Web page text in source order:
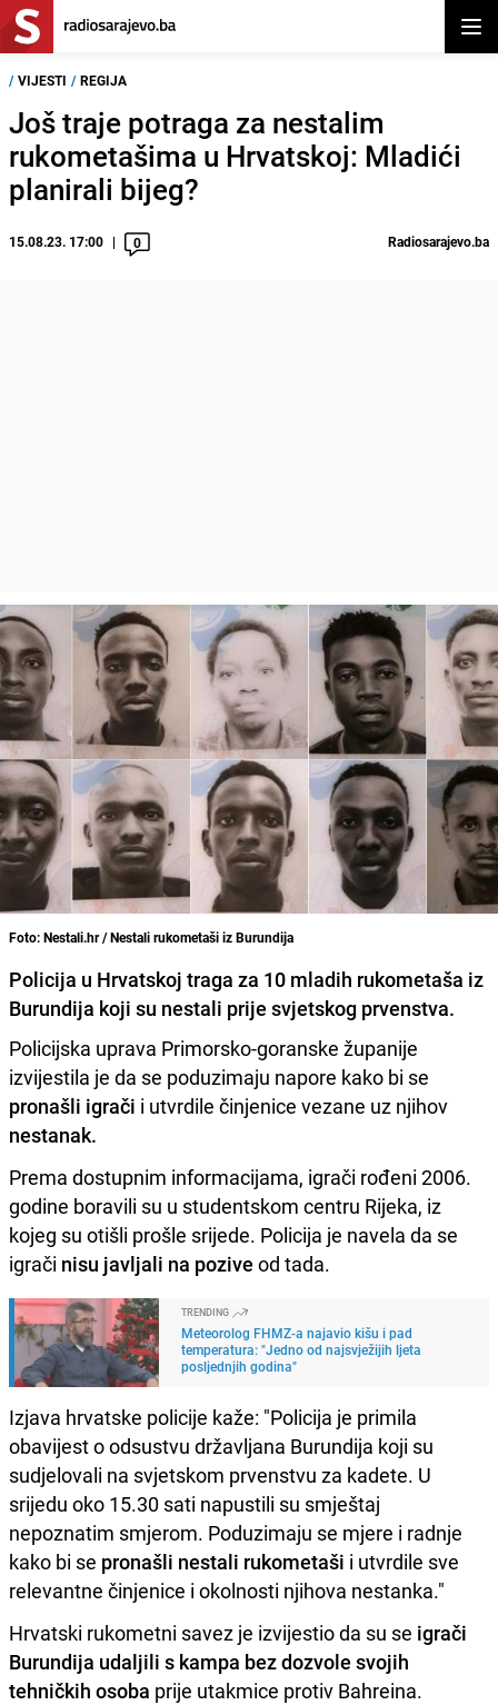
/ VIJESTI / REGIJA
Još traje potraga za nestalim
rukometašima u Hrvatskoj: Mladići
planirali bijeg?
15.08.23. 17:00 0 Radiosarajevo.ba
Foto: Nestali.hr / Nestali rukometaši iz Burundija
Policija u Hrvatskoj traga za 10 mladih rukometaša iz
Burundija koji su nestali prije svjetskog prvenstva.
Policijska uprava Primorsko-goranske županije
izvijestila je da se poduzimaju napore kako bi se
pronašli igrači i utvrdile činjenice vezane uz njihov
nestanak.
Prema dostupnim informacijama, igrači rođeni 2006.
godine boravili su u studentskom centru Rijeka, iz
kojeg su otišli prošle srijede. Policija je navela da se
igrači nisu javljali na pozive od tada.
TRENDING
Meteorolog FHMZ-a najavio kišu i pad
temperatura: "Jedno od najsvježijih ljeta
posljednjih godina"
Izjava hrvatske policije kaže: "Policija je primila
obavijest o odsustvu državljana Burundija koji su
sudjelovali na svjetskom prvenstvu za kadete. U
srijedu oko 15.30 sati napustili su smještaj
nepoznatim smjerom. Poduzimaju se mjere i radnje
kako bi se pronašli nestali rukometaši i utvrdile sve
relevantne činjenice i okolnosti njihova nestanka."
Hrvatski rukometni savez je izvijestio da su se igrači
Burundija udaljili s kampa bez dozvole svojih
tehničkih osoba prije utakmice protiv Bahreina.